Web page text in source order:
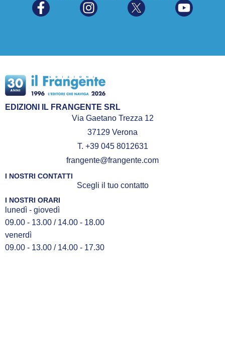
EDIZIONI IL FRANGENTE SRL
Via Gaetano Trezza 12
37129 Verona
T. +39 045 8012631
frangente@frangente.com
I NOSTRI CONTATTI
Scegli il tuo contatto
I NOSTRI ORARI
lunedì - giovedì
09.00 - 13.00 / 14.00 - 18.00
venerdì
09.00 - 13.00 / 14.00 - 17.30